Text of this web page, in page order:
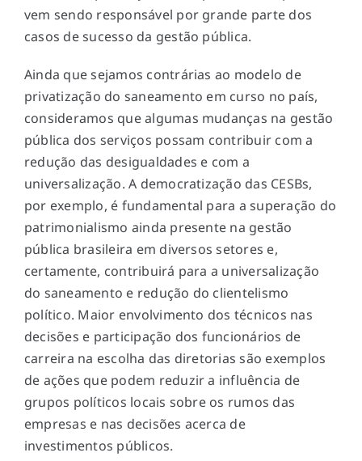
vem sendo responsável por grande parte dos
casos de sucesso da gestão pública.
Ainda que sejamos contrárias ao modelo de
privatização do saneamento em curso no país,
consideramos que algumas mudanças na gestão
pública dos serviços possam contribuir com a
redução das desigualdades e com a
universalização. A democratização das CESBs,
por exemplo, é fundamental para a superação do
patrimonialismo ainda presente na gestão
pública brasileira em diversos setores e,
certamente, contribuirá para a universalização
do saneamento e redução do clientelismo
político. Maior envolvimento dos técnicos nas
decisões e participação dos funcionários de
carreira na escolha das diretorias são exemplos
de ações que podem reduzir a influência de
grupos políticos locais sobre os rumos das
empresas e nas decisões acerca de
investimentos públicos.